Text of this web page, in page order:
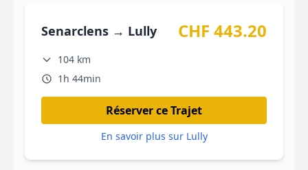
Senarclens → Lully CHF 443.20
104 km
1h 44min
Réserver ce Trajet
En savoir plus sur Lully